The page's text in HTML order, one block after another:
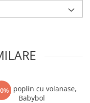
poplin cu volanase,
Babybol